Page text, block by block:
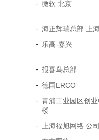
- 微软 北京
- 海正辉瑞总部 上
-
乐高-嘉兴
- 报喜鸟总部
- 德国ERCO
- 青浦工业园区创
楼
- 上海福旭网络 公